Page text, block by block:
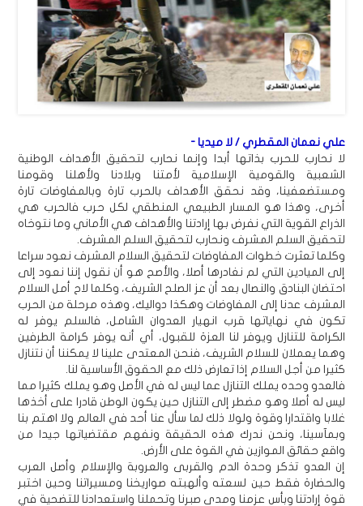
علي نعمان المقطري / لا ميديا -
لا نحارب للحرب بذاتها أبدا وإنما نحارب لتحقيق الأهداف الوطنية
الشعبية والقومية الإسلامية لأمتنا وبلادنا ولأهلنا وقومنا
ومستضعفينا، وقد نحقق الأهداف بالحرب تارة وبالمفاوضات تارة
أخرى، وهذا هو المسار الطبيعي المنطقي لكل حرب فالحرب هي
الذراع القوية التي نفرض بها إرادتنا والأهداف هي الأماني وما نتوخاه
لتحقيق السلم المشرف ونحارب لتحقيق السلم المشرف.
وكلما تعثرت خطوات المفاوضات لتحقيق السلام المشرف نعود سراعا
إلى الميادين التي لم نغادرها أصلا، والأصح هو أن نقول إننا نعود إلى
احتضان البنادق والنصال بعد أن عز الصلح الشريف، وكلما لاح أمل السلام
المشرف عدنا إلى المفاوضات وهكذا دواليك، وهذه مرحلة من الحرب
تكون في نهاياتها قرب انهيار العدوان الشامل، فالسلم يوفر له
الكرامة للتنازل ويوفر لنا العزة للقبول، أي أنه يوفر كرامة الطرفين
وهما يعملان للسلام الشريف، فنحن المعتدى علينا لا يمكننا أن نتنازل
كثيرا من أجل السلام إذا تعارض ذلك مع الحقوق الأساسية لنا.
فالعدو وحده يملك التنازل عما ليس له في الأصل وهو يملك كثيرا مما
ليس له أصلا وهو مضطر إلى التنازل حين يكون الوطن قادرا على أخذها
غلابا واقتدارا وقوة ولولا ذلك لما سأل عنا أحد في العالم ولا اهتم بنا
وبمآسينا، ونحن ندرك هذه الحقيقة ونفهم مقتضياتها جيدا من
واقع حقائق الموازين في القوة على الأرض.
إن العدو تذكر وحدة الدم والقربى والعروبة والإسلام وأصل العرب
والحضارة فقط حين لسعته وألهبته صواريخنا ومسيراتنا وحين اختبر
قوة إرادتنا وبأس عزمنا ومدى صبرنا وتحملنا واستعدادنا للتضحية في